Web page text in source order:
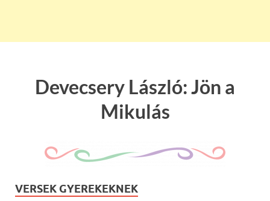
Devecsery László: Jön a
Mikulás
VERSEK GYEREKEKNEK